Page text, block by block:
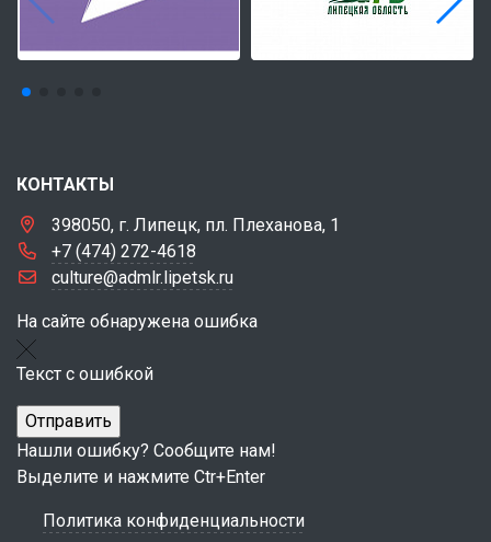
КОНТАКТЫ
398050, г. Липецк, пл. Плеханова, 1
+7 (474) 272-4618
culture@admlr.lipetsk.ru
На сайте обнаружена ошибка
Текст с ошибкой
Нашли ошибку? Сообщите нам!
Выделите и нажмите Ctr+Enter
Политика конфиденциальности